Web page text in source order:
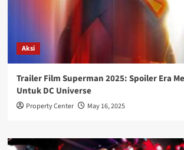
Aksi
Trailer Film Superman 2025: Spoiler Era
Untuk DC Universe
Property Center May 16, 2025